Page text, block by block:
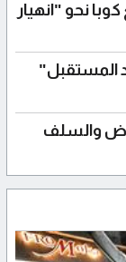
نحو "انهيار
المستقبل"
والسلف